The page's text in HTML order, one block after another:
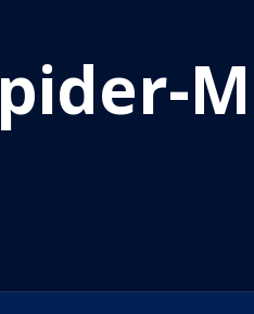
Spider-